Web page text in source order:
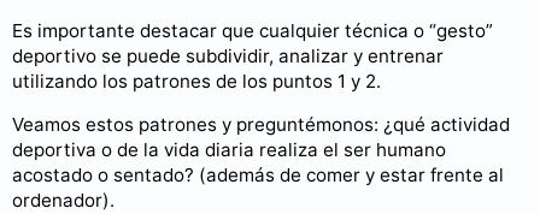
Es importante destacar que cualquier técnica o “gesto”
deportivo se puede subdividir, analizar y entrenar
utilizando los patrones de los puntos 1 y 2.
Veamos estos patrones y preguntémonos: ¿qué actividad
deportiva o de la vida diaria realiza el ser humano
acostado o sentado? (además de comer y estar frente al
ordenador).